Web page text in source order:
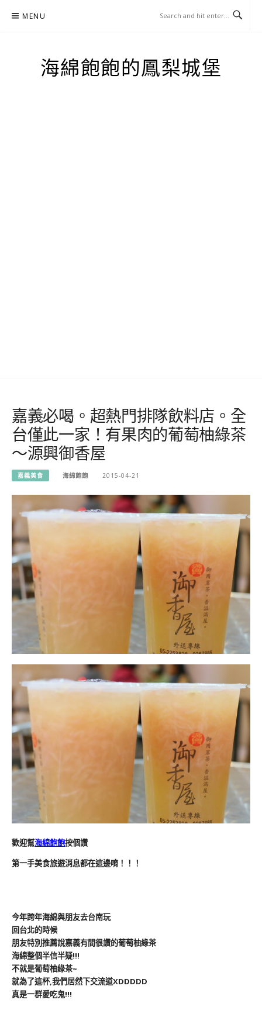
MENU
海綿飽飽的鳳梨城堡
嘉義必喝。超熱門排隊飲料店。全
台僅此一家！有果肉的葡萄柚綠茶
～源興御香屋
嘉義美食 海綿飽飽 2015-04-21
歡迎幫海綿飽飽按個讚
第一手美食旅遊消息都在這邊唷！！！
今年跨年海綿與朋友去台南玩
回台北的時候
朋友特別推薦說嘉義有間很讚的葡萄柚綠茶
海綿整個半信半疑!!!
不就是葡萄柚綠茶~
就為了這杯,我們居然下交流道XDDDDD
真是一群愛吃鬼!!!